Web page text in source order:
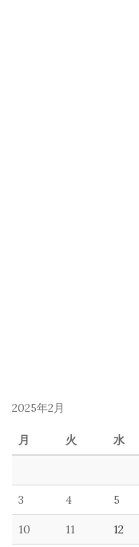
2025年2月
月 火 水
3 4 5
10 11 12